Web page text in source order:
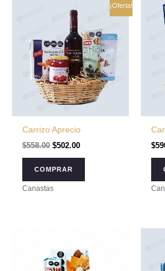
¡Oferta!
Carrizo Aprecio
$558.00
precio
original
$558.00.
$502.00
es:
$502.00.
COMPRAR
Canastas
$